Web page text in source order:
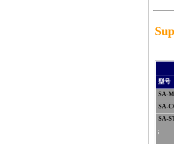
型号
SA-
SA-
SA-
products/html/network_test_products/